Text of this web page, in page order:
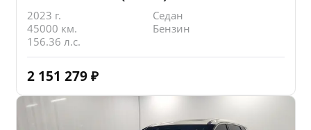
2023 г.
Седан
45000 км.
Бензин
156.36 л.с.
2 151 279 ₽